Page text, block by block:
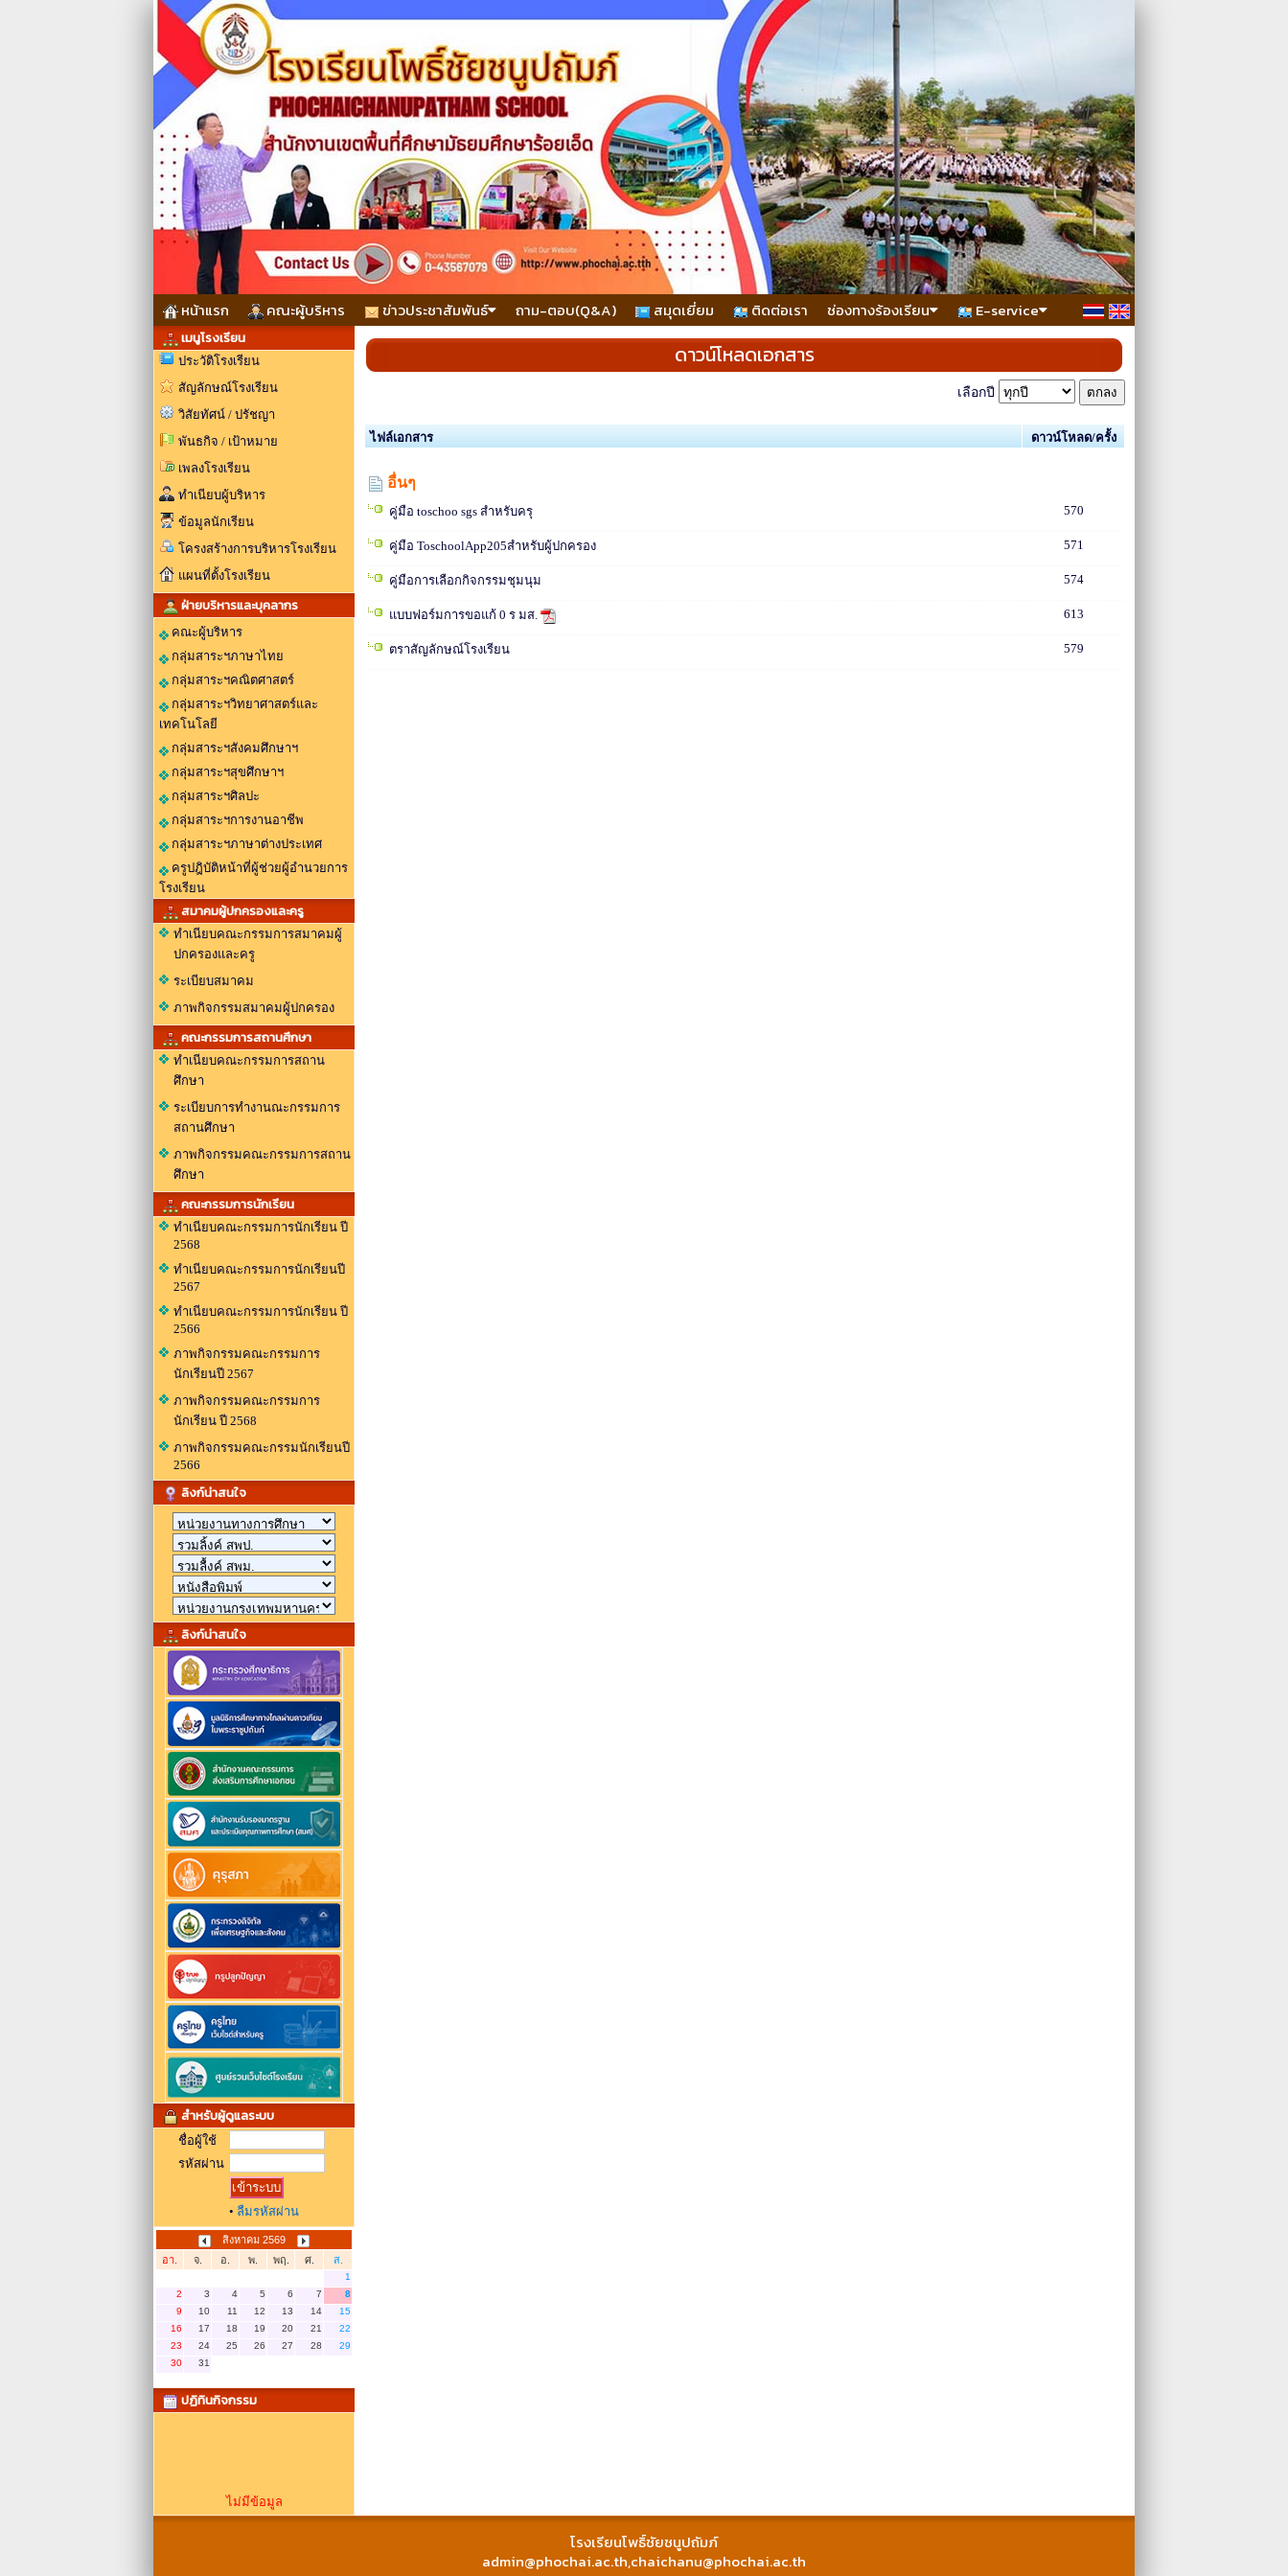
หน้าแรก คณะผู้บริหาร ข่าวประชาสัมพันธ์ ถาม-ตอบ(Q&A) สมุดเยี่ยม ติดต่อเรา ช่องทางร้องเรียน E-service
เมนูโรงเรียน
ประวัติโรงเรียน
สัญลักษณ์โรงเรียน
วิสัยทัศน์ / ปรัชญา
พันธกิจ / เป้าหมาย
เพลงโรงเรียน
ทำเนียบผู้บริหาร
ข้อมูลนักเรียน
โครงสร้างการบริหารโรงเรียน
แผนที่ตั้งโรงเรียน
ฝ่ายบริหารและบุคลากร
คณะผู้บริหาร
กลุ่มสาระฯภาษาไทย
กลุ่มสาระฯคณิตศาสตร์
กลุ่มสาระฯวิทยาศาสตร์และ
เทคโนโลยี
กลุ่มสาระฯสังคมศึกษาฯ
กลุ่มสาระฯสุขศึกษาฯ
กลุ่มสาระฯศิลปะ
กลุ่มสาระฯการงานอาชีพ
กลุ่มสาระฯภาษาต่างประเทศ
ครูปฎิบัติหน้าที่ผู้ช่วยผู้อำนวยการ
โรงเรียน
สมาคมผู้ปกครองและครู
ทำเนียบคณะกรรมการสมาคมผู้
ปกครองและครู
ระเบียบสมาคม
ภาพกิจกรรมสมาคมผู้ปกครอง
คณะกรรมการสถานศึกษา
ทำเนียบคณะกรรมการสถาน
ศึกษา
ระเบียบการทำงานณะกรรมการ
สถานศึกษา
ภาพกิจกรรมคณะกรรมการสถาน
ศึกษา
คณะกรรมการนักเรียน
ทำเนียบคณะกรรมการนักเรียน ปี
2568
ทำเนียบคณะกรรมการนักเรียนปี
2567
ทำเนียบคณะกรรมการนักเรียน ปี
2566
ภาพกิจกรรมคณะกรรมการ
นักเรียนปี 2567
ภาพกิจกรรมคณะกรรมการ
นักเรียน ปี 2568
ภาพกิจกรรมคณะกรรมนักเรียนปี
2566
ลิงก์น่าสนใจ
ลิงก์น่าสนใจ
สำหรับผู้ดูแลระบบ
ชื่อผู้ใช้
รหัสผ่าน
• ลืมรหัสผ่าน
สิงหาคม 2569
อา.
จ. อ. พ. พฤ. ศ. ส.
1
2
3 4 5 6 7
8
9
10 11 12 13 14
15
16
17 18 19 20 21
22
23
24 25 26 27 28
29
30
31
ปฏิทินกิจกรรม
ดาวน์โหลดเอกสาร
เลือกปี ตกลง
ไฟล์เอกสาร ดาวน์โหลด/ครั้ง
อื่นๆ
คู่มือ toschoo sgs สำหรับครุ 570
คู่มือ ToschoolApp205สำหรับผู้ปกครอง 571
คู่มือการเลือกกิจกรรมชุมนุม 574
แบบฟอร์มการขอแก้ 0 ร มส. 613
ตราสัญลักษณ์โรงเรียน 579
โรงเรียนโพธิ์ชัยชนูปถัมภ์
admin@phochai.ac.th,chaichanu@phochai.ac.th